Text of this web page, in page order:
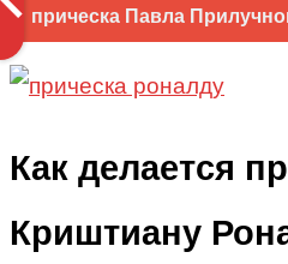
прическа Павла
Как делается
Криштиану